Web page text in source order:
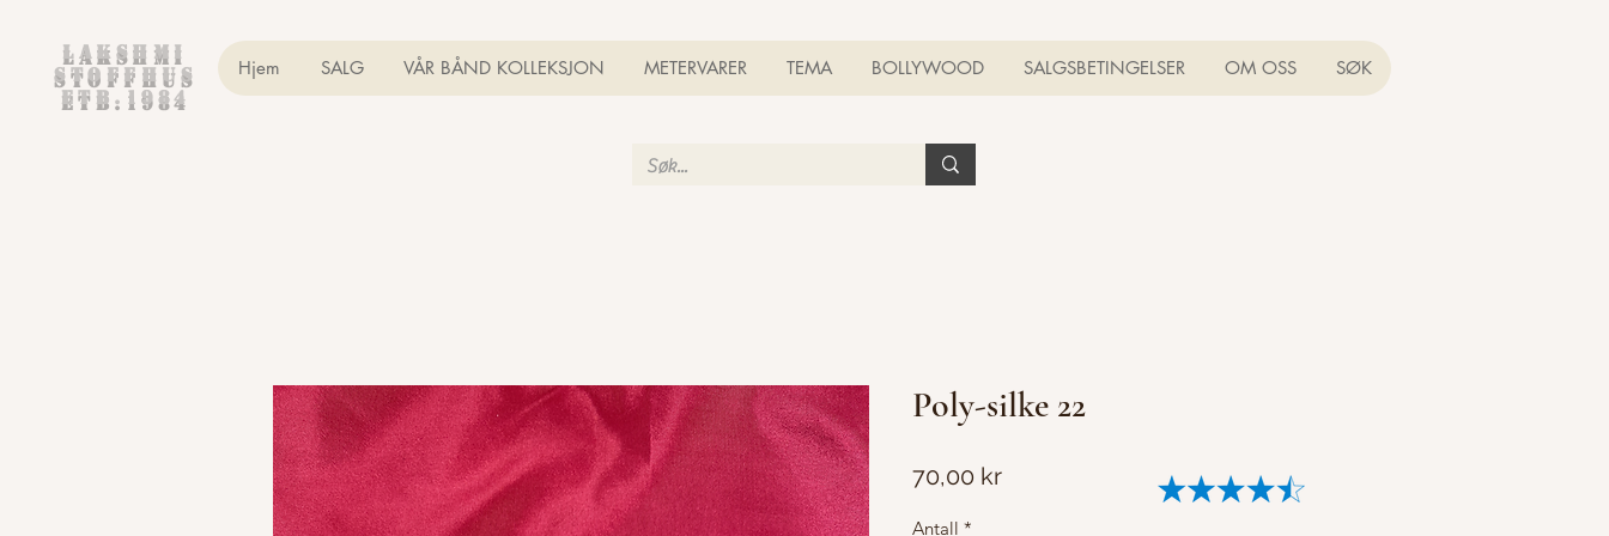
Lakshmi
Stoffhus
etb.1984
Hjem SALG VÅR BÅND KOLLEKSJON METERVARER TEMA BOLLYWOOD SALGSBETINGELSER OM OSS SØK
Poly-silke 22
70,00 krPris
Antall *